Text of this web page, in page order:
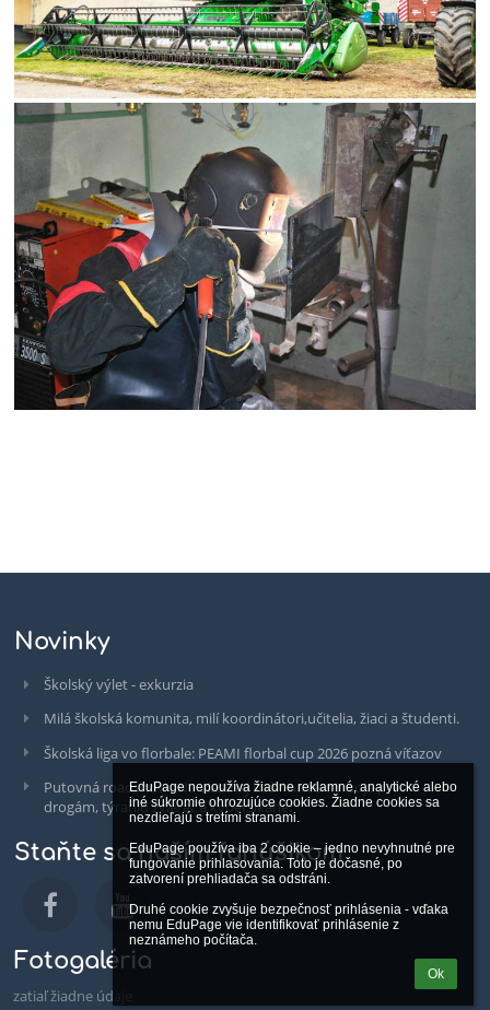
EduPage nepoužíva žiadne reklamné, analytické alebo
iné súkromie ohrozujúce cookies. Žiadne cookies sa
nezdieľajú s tretími stranami.
EduPage používa iba 2 cookie – jedno nevyhnutné pre
fungovanie prihlasovania. Toto je dočasné, po
zatvorení prehliadača sa odstráni.
Druhé cookie zvyšuje bezpečnosť prihlásenia - vďaka
nemu EduPage vie identifikovať prihlásenie z
neznámeho počítača.
Ok
Novinky
Školský výlet - exkurzia
Milá školská komunita, milí koordinátori,učitelia, žiaci a študenti.
Školská liga vo florbale: PEAMI florbal cup 2026 pozná víťazov
Putovná roadshow "Na vlastnej koži" na tému boja proti
drogám, týraniu zvierat a kyberšikane.
Staňte sa naším fanúšikom
Fotogaléria
zatiaľ žiadne údaje